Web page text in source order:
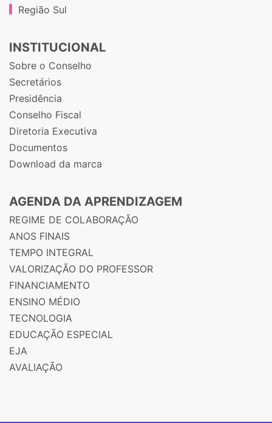
Região Sul
INSTITUCIONAL
Sobre o Conselho
Secretários
Presidência
Conselho Fiscal
Diretoria Executiva
Documentos
Download da marca
AGENDA DA APRENDIZAGEM
REGIME DE COLABORAÇÃO
ANOS FINAIS
TEMPO INTEGRAL
VALORIZAÇÃO DO PROFESSOR
FINANCIAMENTO
ENSINO MÉDIO
TECNOLOGIA
EDUCAÇÃO ESPECIAL
EJA
AVALIAÇÃO